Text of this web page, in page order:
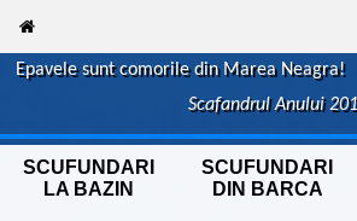
Epavele sunt comorile din Marea Neagra!
Scafandrul Anului
SCUFUNDARI
LA BAZIN
SCUFUNDARI
DIN BARCA